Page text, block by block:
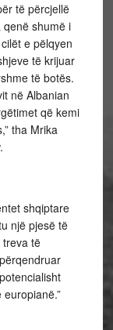
të përcjellë
shumë i
e pëlqyen
të krijuar
të botës.
në Albanian
që kemi
tha Mrika
shqiptare
një pjesë të
të